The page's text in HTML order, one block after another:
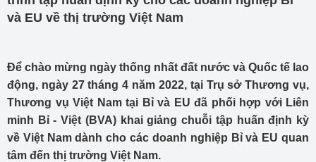
và EU về thị trường Việt Nam
Để chào mừng ngày thống nhất đất nước và Quốc tế lao
động, ngày 27 tháng 4 năm 2022, tại Trụ sở Thương vụ,
Thương vụ Việt Nam tại Bỉ và EU đã phối hợp với Liên
minh Bỉ - Việt (BVA) khai giảng chuỗi tập huấn định kỳ
về Việt Nam dành cho các doanh nghiệp Bỉ và EU quan
tâm đến thị trường Việt Nam.